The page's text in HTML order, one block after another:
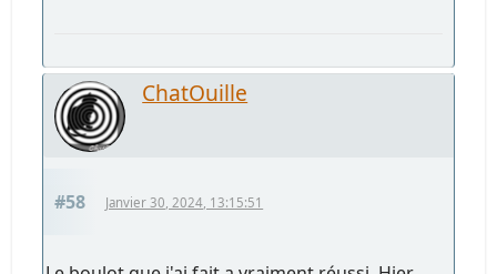
ChatOuille
#58 Janvier 30, 2024, 13:15:51